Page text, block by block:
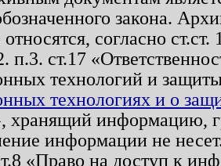
закона.
согласно
п.3. ст.17
технологий и
технологиях и о
информацию,
информации не
«Право на доступ к